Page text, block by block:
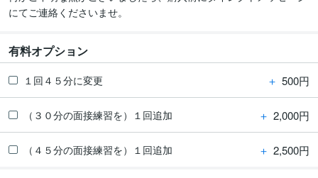
にてご連絡くださいませ。
有料オプション
１回４５分に変更 ＋ 500円
（３０分の面接練習を）１回追加 ＋ 2,000円
（４５分の面接練習を）１回追加 ＋ 2,500円